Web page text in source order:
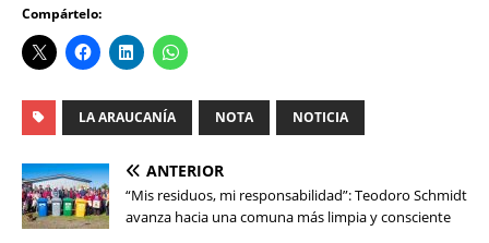
Compártelo:
LA ARAUCANÍA NOTA NOTICIA
ANTERIOR
“Mis residuos, mi responsabilidad”: Teodoro Schmidt
avanza hacia una comuna más limpia y consciente